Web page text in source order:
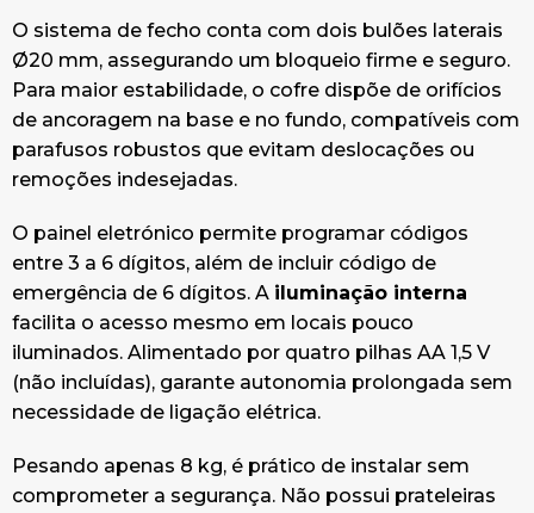
O sistema de fecho conta com dois bulões laterais
Ø20 mm, assegurando um bloqueio firme e seguro.
Para maior estabilidade, o cofre dispõe de orifícios
de ancoragem na base e no fundo, compatíveis com
parafusos robustos que evitam deslocações ou
remoções indesejadas.
O painel eletrónico permite programar códigos
entre 3 a 6 dígitos, além de incluir código de
emergência de 6 dígitos. A iluminação interna
facilita o acesso mesmo em locais pouco
iluminados. Alimentado por quatro pilhas AA 1,5 V
(não incluídas), garante autonomia prolongada sem
necessidade de ligação elétrica.
Pesando apenas 8 kg, é prático de instalar sem
comprometer a segurança. Não possui prateleiras